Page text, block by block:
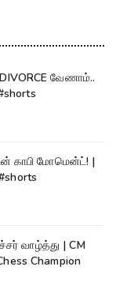
வேணாம்..
காபி மோமென்ட்! |
வாழ்த்து | CM
Champion